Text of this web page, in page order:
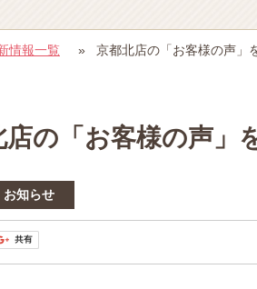
情報一覧 » 京都北店の「お客様の声」
店の「お客様の声」
お知らせ